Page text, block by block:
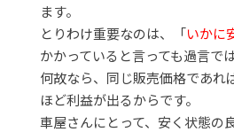
ます。
とりわけ重要なのは、「いかに
かかっていると言っても過言で
何故なら、同じ販売価格であれ
ほど利益が出るからです。
車屋さんにとって、安く状態の